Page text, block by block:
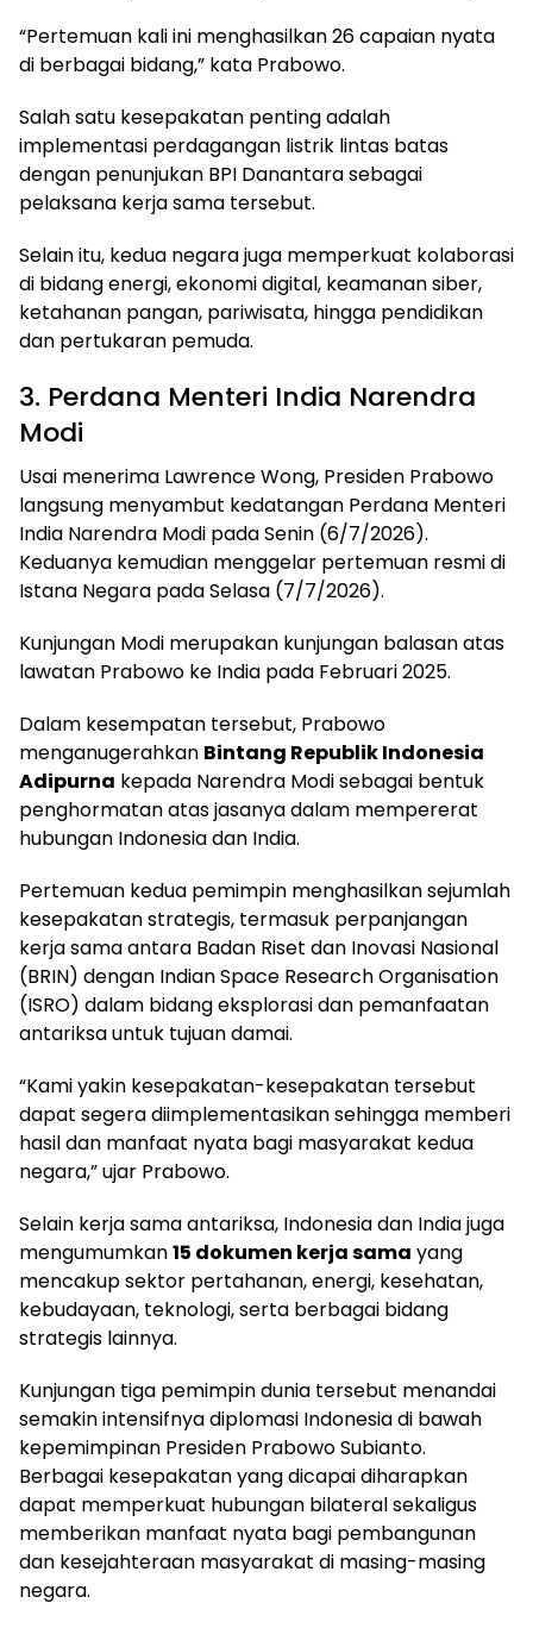
“Pertemuan kali ini menghasilkan 26 capaian nyata
di berbagai bidang,” kata Prabowo.
Salah satu kesepakatan penting adalah
implementasi perdagangan listrik lintas batas
dengan penunjukan BPI Danantara sebagai
pelaksana kerja sama tersebut.
Selain itu, kedua negara juga memperkuat kolaborasi
di bidang energi, ekonomi digital, keamanan siber,
ketahanan pangan, pariwisata, hingga pendidikan
dan pertukaran pemuda.
3. Perdana Menteri India Narendra
Modi
Usai menerima Lawrence Wong, Presiden Prabowo
langsung menyambut kedatangan Perdana Menteri
India Narendra Modi pada Senin (6/7/2026).
Keduanya kemudian menggelar pertemuan resmi di
Istana Negara pada Selasa (7/7/2026).
Kunjungan Modi merupakan kunjungan balasan atas
lawatan Prabowo ke India pada Februari 2025.
Dalam kesempatan tersebut, Prabowo
menganugerahkan Bintang Republik Indonesia
Adipurna kepada Narendra Modi sebagai bentuk
penghormatan atas jasanya dalam mempererat
hubungan Indonesia dan India.
Pertemuan kedua pemimpin menghasilkan sejumlah
kesepakatan strategis, termasuk perpanjangan
kerja sama antara Badan Riset dan Inovasi Nasional
(BRIN) dengan Indian Space Research Organisation
(ISRO) dalam bidang eksplorasi dan pemanfaatan
antariksa untuk tujuan damai.
“Kami yakin kesepakatan-kesepakatan tersebut
dapat segera diimplementasikan sehingga memberi
hasil dan manfaat nyata bagi masyarakat kedua
negara,” ujar Prabowo.
Selain kerja sama antariksa, Indonesia dan India juga
mengumumkan15 dokumen kerja sama yang
mencakup sektor pertahanan, energi, kesehatan,
kebudayaan, teknologi, serta berbagai bidang
strategis lainnya.
Kunjungan tiga pemimpin dunia tersebut menandai
semakin intensifnya diplomasi Indonesia di bawah
kepemimpinan Presiden Prabowo Subianto.
Berbagai kesepakatan yang dicapai diharapkan
dapat memperkuat hubungan bilateral sekaligus
memberikan manfaat nyata bagi pembangunan
dan kesejahteraan masyarakat di masing-masing
negara.